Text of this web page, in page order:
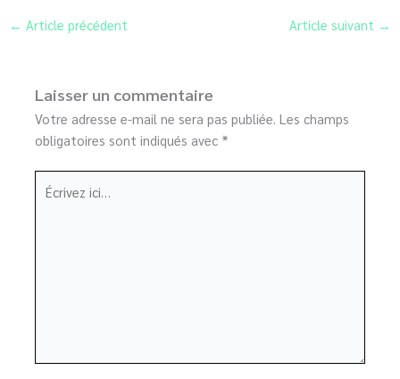
← Article précédent Article suivant →
Laisser un commentaire
Votre adresse e-mail ne sera pas publiée. Les champs
obligatoires sont indiqués avec *
ici…